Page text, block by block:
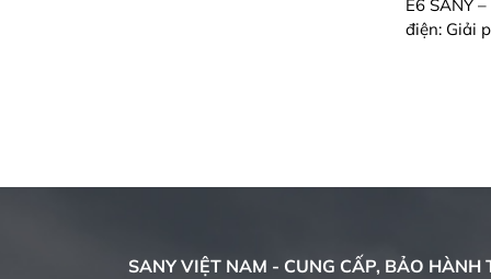
870PS
SANY VIỆT NAM - CUNG CẤP, BẢO HÀNH